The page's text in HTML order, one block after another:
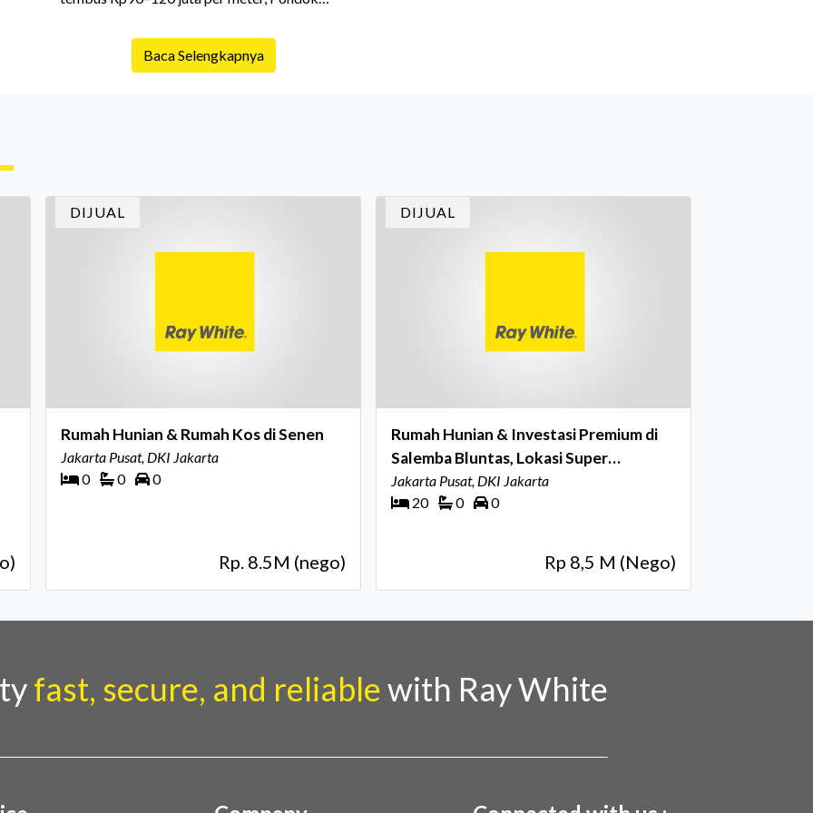
Baca Selengkapnya
DIJUAL
Rumah Hunian & Rumah Kos di Senen
Jakarta Pusat, DKI Jakarta
0
0 0
Rp. 8.5M (nego)
DIJUAL
Rumah Hunian & Investasi Premium di
Salemba Bluntas, Lokasi Super
Strategis
Jakarta Pusat, DKI Jakarta
20
0 0
Rp 8,5 M (Nego)
fast, secure, and reliablewith Ray White